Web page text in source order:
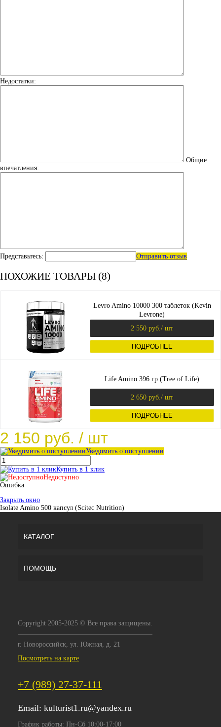
Недостатки:
Общие
впечатления:
Представьтесь: Отправить отзыв
ПОХОЖИЕ ТОВАРЫ (8)
Levro Amino 10000 300 таблеток (Kevin
Levrone)
2 550 руб. / шт
ПОДРОБНЕЕ
Life Amino 396 гр (Tree of Life)
2 650 руб. / шт
ПОДРОБНЕЕ
2 150 руб. / шт
Уведомить о поступлении
Купить в 1 клик
Недоступно
Ошибка
Закрыть окно
Isolate Amino 500 капсул (Scitec Nutrition)
КАТАЛОГ
ПОМОЩЬ
Copyright 2005-2025 © Все права защищены.
г. Новороссийск, ул. Южная, д. 21
Посмотреть на карте
+7 (989) 27-37-111
Email: kulturist1.ru@yandex.ru
График работы: Пн-Сб 10:00-17:00